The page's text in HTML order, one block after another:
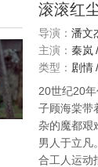
滚滚红
导演： 潘文
主演： 秦岚 /
类型： 剧情/
20世纪20
子顾海棠带
杂的魔都艰
男人于立凡
合工人运动